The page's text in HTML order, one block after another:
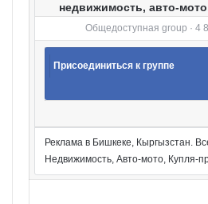
недвижимость, авто-
Общедоступная group · 4
Присоединиться к группе
Реклама в Бишкеке, Кыргызстан.
Недвижимость, Авто-мото, Купля-